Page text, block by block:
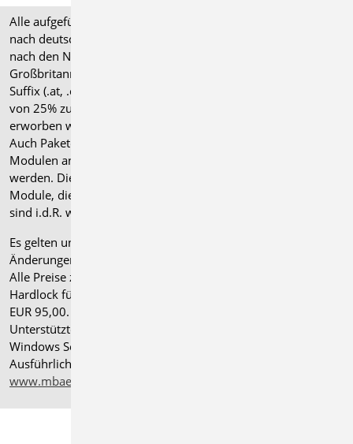
Alle aufgeführten Preise verstehen sich für Module/Pakete
nach deutschen Normgrundlagen (".de"). Module, die auch
nach den Normen für Österreich, Schweiz, Italien und
Großbritannien verfügbar sind, tragen ein entsprechendes
Suffix (.at, .ch, .it bzw. .uk) und können gegen einen Aufpreis
von 25% zusammen mit dem jeweiligen ".de"-Modul
erworben werden.
Auch Pakete können gegen einen Aufpreis von 25% mit
Modulen anderer Normen (.at, .ch, .it bzw. .uk) erweitert
werden. Die Paketerweiterung umfasst alle entsprechenden
Module, die zum Zeitpunkt des Kaufs verfügbar sind. Das
sind i.d.R. weniger Module als nach deutscher Norm.
Es gelten unsere
Änderungen und Irrtümer vorbehalten.
Alle Preise zzgl. Versandkosten und gesetzlicher MwSt.
Hardlock für Einzelplatzlizenz, je Arbeitsplatz erforderlich
EUR 95,00. Folgelizenz-/Netzwerkbedingungen auf Anfrage.
Unterstützte Betriebssysteme: Windows
Windows Server 2025 mit Windows Terminal Server.
Ausführliche Informationen auf
www.mbaec.de/service/systemvoraussetzungen